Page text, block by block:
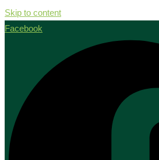
Skip to content
Facebook